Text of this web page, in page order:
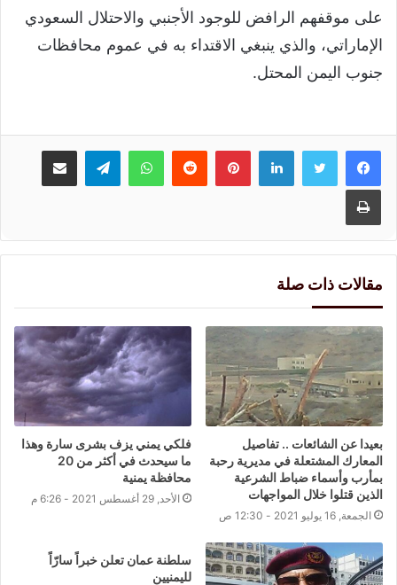
على موقفهم الرافض للوجود الأجنبي والاحتلال السعودي
الإماراتي، والذي ينبغي الاقتداء به في عموم محافظات
جنوب اليمن المحتل.
لينكدإنبينتيريست واتسابتيلقرام مشاركة عبر البريد
طباعة
مقالات ذات صلة
بعيدا عن الشائعات .. تفاصيل
المعارك المشتعلة في مديرية رحبة
بمأرب وأسماء ضباط الشرعية
الذين قتلوا خلال المواجهات
الجمعة, 16 يوليو 2021 - 12:30 ص
فلكي يمني يزف بشرى سارة وهذا
ما سيحدث في أكثر من 20
محافظة يمنية
الأحد, 29 أغسطس 2021 - 6:26 م
سلطنة عمان تعلن خبراً سارّاً
لليمنيين